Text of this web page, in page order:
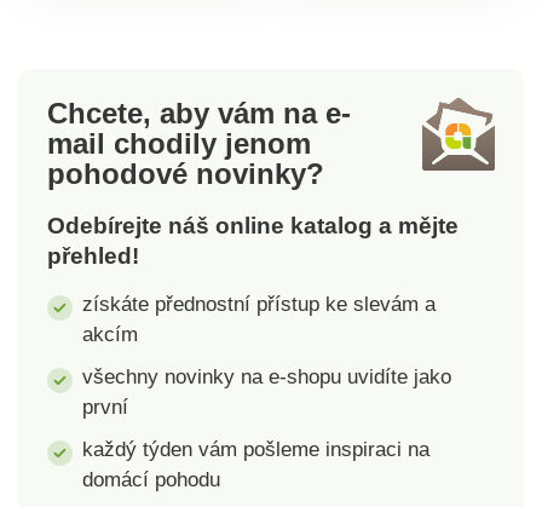
mletí a velkým
zásobníkem na
namletou kávu.
Mlýnek lze snadno
rozebrat a vyčistit.
Rozměry: výška 21,5
cm, průměr 10 cm.
Chcete, aby vám na e-
mail chodily jenom
pohodové novinky?
Odebírejte náš online katalog a mějte
přehled!
získáte přednostní přístup ke slevám a
akcím
všechny novinky na e-shopu uvidíte jako
první
každý týden vám pošleme inspiraci na
domácí pohodu